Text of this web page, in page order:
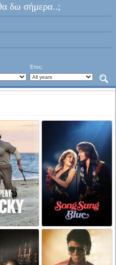
δω σήμερα..;
Έτος: